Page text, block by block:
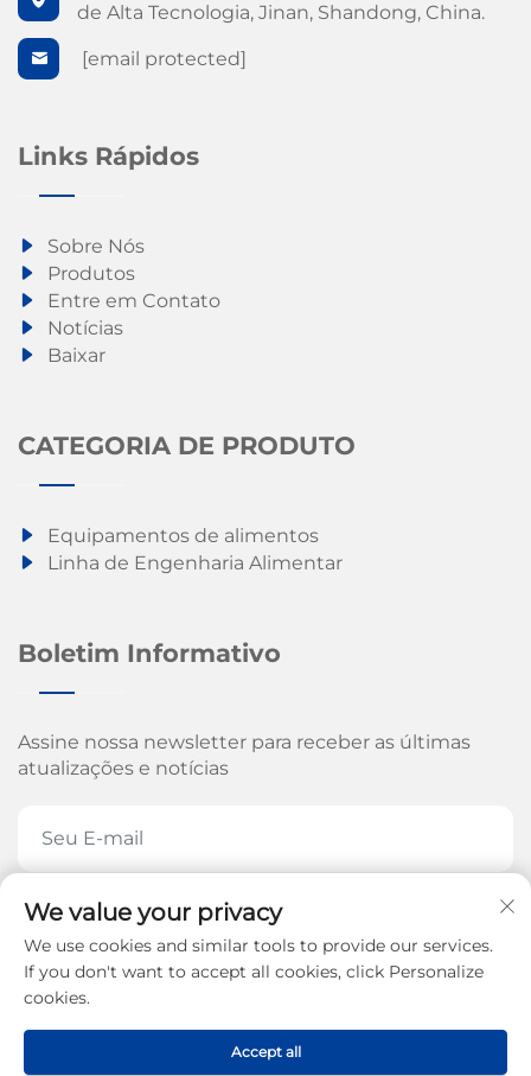
de Alta Tecnologia, Jinan, Shandong, China.
[email protected]
Links Rápidos
Sobre Nós
Produtos
Entre em Contato
Notícias
Baixar
CATEGORIA DE PRODUTO
Equipamentos de alimentos
Linha de Engenharia Alimentar
Boletim Informativo
Assine nossa newsletter para receber as últimas
atualizações e notícias
ASSINE AGORA
Direitos autorais © 2026 pela Jinan Arrow Machinery
We value your privacy
We use cookies and similar tools to provide our services.
If you don't want to accept all cookies, click Personalize
cookies.
Accept all